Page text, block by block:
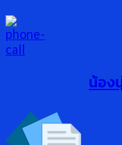
น้อง